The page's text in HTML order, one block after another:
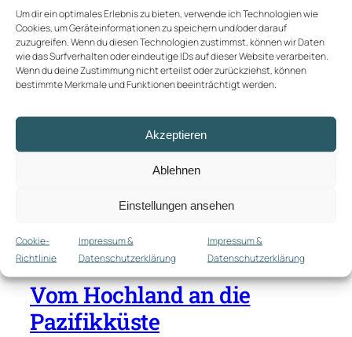
Um dir ein optimales Erlebnis zu bieten, verwende ich Technologien wie
Cookies, um Geräteinformationen zu speichern und/oder darauf
zuzugreifen. Wenn du diesen Technologien zustimmst, können wir Daten
wie das Surfverhalten oder eindeutige IDs auf dieser Website verarbeiten.
Wenn du deine Zustimmung nicht erteilst oder zurückziehst, können
bestimmte Merkmale und Funktionen beeinträchtigt werden.
Akzeptieren
Ablehnen
Einstellungen ansehen
Cookie-
Richtlinie
Impressum &
Datenschutzerklärung
Impressum &
Datenschutzerklärung
14. Oktober 2019
Vom Hochland an die
Pazifikküste